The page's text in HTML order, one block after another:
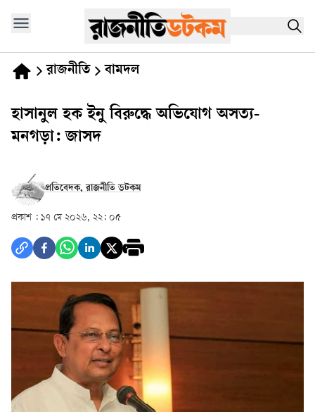
রাজনীতি বামদল
হাসানুল হক ইনু বিরুদ্ধে অভিযোগ অসত্য-
মনগড়া: জাসদ
প্রতিবেদক, রাজনীতি ডটকম
প্রকাশ : ১৭ মে ২০২৬, ২২: ০৫